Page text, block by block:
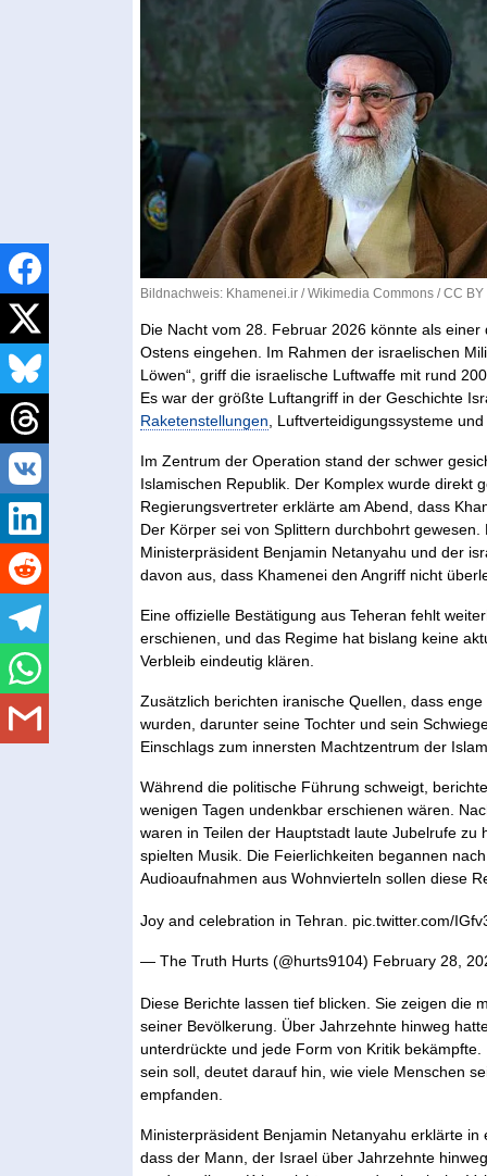
Bildnachweis: Khamenei.ir /Wikimedia Commons /CC BY
Die Nacht vom 28. Februar 2026 könnte als
Ostens eingehen. Im Rahmen der israelischen
Löwen“, griff die israelische Luftwaffe mit rund
Es war der größte Luftangriff in der Geschichte
Raketenstellungen , Luftverteidigungssysteme
Im Zentrum der Operation stand der schwer
Islamischen Republik. Der Komplex wurde direkt
Regierungsvertreter erklärte am Abend, dass
Der Körper sei von Splittern durchbohrt
Ministerpräsident Benjamin Netanyahu und der
davon aus, dass Khamenei den Angriff nicht
Eine offizielle Bestätigung aus Teheran fehlt
erschienen, und das Regime hat bislang keine
Verbleib eindeutig klären.
Zusätzlich berichten iranische Quellen, dass
wurden, darunter seine Tochter und sein
Einschlags zum innersten Machtzentrum der
Während die politische Führung schweigt,
wenigen Tagen undenkbar erschienen wären.
waren in Teilen der Hauptstadt laute Jubelrufe
spielten Musik. Die Feierlichkeiten begannen
Audioaufnahmen aus Wohnvierteln sollen diese
Joy and celebration in Tehran. pic.twitter.com/
— The Truth Hurts (@hurts9104) February 28,
Diese Berichte lassen tief blicken. Sie zeigen die
seiner Bevölkerung. Über Jahrzehnte hinweg
unterdrückte und jede Form von Kritik
sein soll, deutet darauf hin, wie viele Menschen
empfanden.
Ministerpräsident Benjamin Netanyahu erklärte
dass der Mann, der Israel über Jahrzehnte